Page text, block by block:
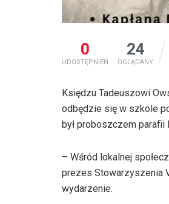
0
UDOSTĘPNIEŃ
24
OGLĄDANY
Księdzu Tadeuszowi
odbędzie się w szkole
był proboszczem parafii
– Wśród lokalnej
prezes Stowarzyszenia
wydarzenie.